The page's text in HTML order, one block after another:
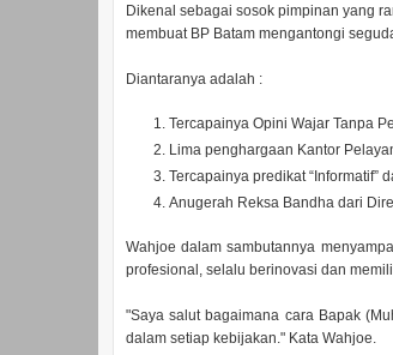
Dikenal sebagai sosok pimpinan yang
membuat BP Batam mengantongi
Diantaranya adalah :
Tercapainya Opini Wajar Tanpa
Lima penghargaan Kantor
Tercapainya predikat “Informatif”
Anugerah Reksa Bandha dari
Wahjoe dalam sambutannya
profesional, selalu berinovasi dan
"Saya salut bagaimana cara Bapak
dalam setiap kebijakan." Kata Wahjoe.